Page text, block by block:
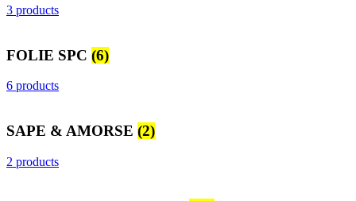
3 products
FOLIE SPC (6)
6 products
SAPE & AMORSE (2)
2 products